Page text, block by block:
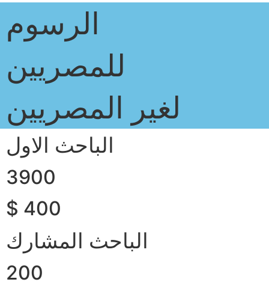
الرسوم
للمصريين
لغير المصريين
الباحث الاول
3900
$ 400
الباحث المشارك
200